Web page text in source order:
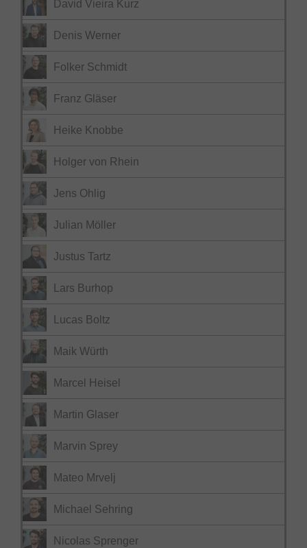
David Vieira Kurz
Denis Werner
Folker Schmidt
Franz Gläser
Heike Knobbe
Holger von Rhein
Jens Ohlig
Julian Möller
Justus Tartz
Lars Burhop
Lucas Boltz
Maik Würth
Marcel Heisel
Martin Glaser
Marvin Sprey
Mateo Mrvelj
Michael Sehring
Nicolas Sprenger